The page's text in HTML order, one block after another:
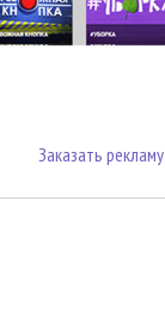
Заказать рекламу